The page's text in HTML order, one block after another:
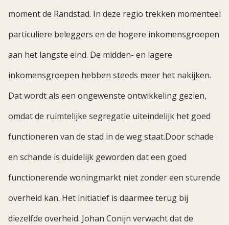
moment de Randstad. In deze regio trekken momenteel
particuliere beleggers en de hogere inkomensgroepen
aan het langste eind. De midden- en lagere
inkomensgroepen hebben steeds meer het nakijken.
Dat wordt als een ongewenste ontwikkeling gezien,
omdat de ruimtelijke segregatie uiteindelijk het goed
functioneren van de stad in de weg staat.Door schade
en schande is duidelijk geworden dat een goed
functionerende woningmarkt niet zonder een sturende
overheid kan. Het initiatief is daarmee terug bij
diezelfde overheid. Johan Conijn verwacht dat de